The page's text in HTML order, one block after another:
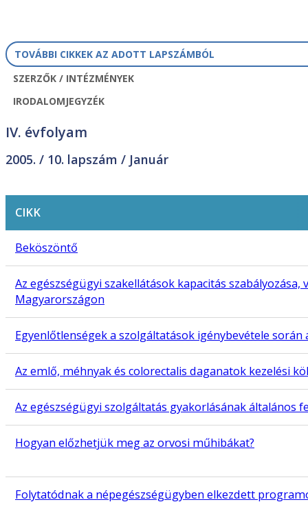
TOVÁBBI CIKKEK AZ ADOTT LAPSZÁMBÓL
SZERZŐK / INTÉZMÉNYEK
IRODALOMJEGYZÉK
IV. évfolyam
2005. / 10. lapszám / Január
CIKK
Beköszöntő
Az egészségügyi szakellátások kapacitás
Magyarországon
Egyenlőtlenségek a szolgáltatások igénybevétele
Az emlő, méhnyak és colorectalis daganatok kezelési
Az egészségügyi szolgáltatás gyakorlásának általános
Hogyan előzhetjük meg az orvosi műhibákat?
Folytatódnak a népegészségügyben elkezdett